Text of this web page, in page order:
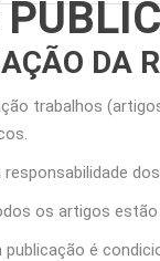
DA
trabalhos
os artigos
é